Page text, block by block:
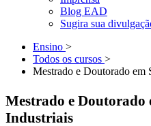
Blog EAD
Sugira sua
Ensino >
Todos os cursos >
Mestrado e Doutorado em
Mestrado e Doutorado
Industriais